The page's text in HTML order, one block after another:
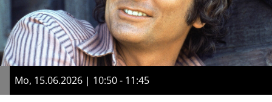
Mo, 15.06.2026 | 10:50 - 11:45